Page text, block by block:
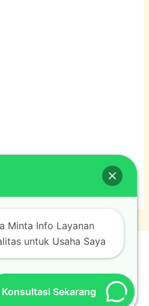
Powered by Jasamura.
Minta Info Layanan
untuk Usaha Saya
Konsultasi Sekarang